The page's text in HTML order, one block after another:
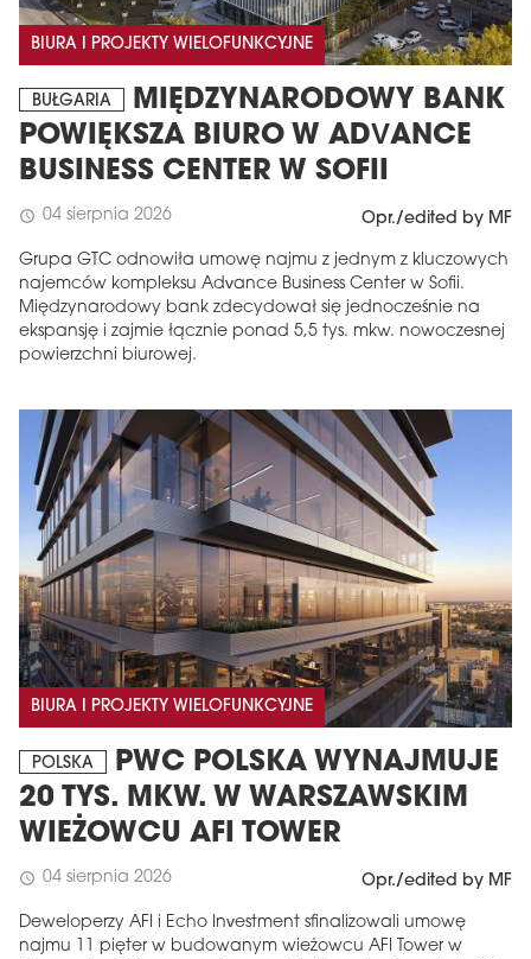
BIURA I PROJEKTY WIELOFUNKCYJNE
BUŁGARIA
MIĘDZYNARODOWY BANK
POWIĘKSZA BIURO W ADVANCE
BUSINESS CENTER W SOFII
schedule 04 sierpnia 2026 Opr./edited by MF
Grupa GTC odnowiła umowę najmu z jednym z kluczowych
najemców kompleksu Advance Business Center w Sofii.
Międzynarodowy bank zdecydował się jednocześnie na
ekspansję i zajmie łącznie ponad 5,5 tys. mkw. nowoczesnej
powierzchni biurowej.
BIURA I PROJEKTY WIELOFUNKCYJNE
POLSKA
PWC POLSKA WYNAJMUJE
20 TYS. MKW. W WARSZAWSKIM
WIEŻOWCU AFI TOWER
schedule 04 sierpnia 2026 Opr./edited by MF
Deweloperzy AFI i Echo Investment sfinalizowali umowę
najmu 11 pięter w budowanym wieżowcu AFI Tower w